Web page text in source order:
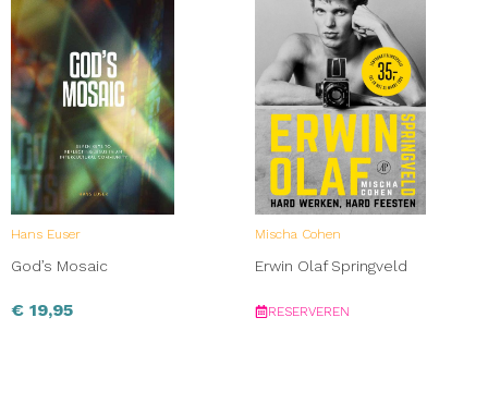
Hans Euser
God’s Mosaic
€ 19,95
Mischa Cohen
Erwin Olaf Springveld
RESERVEREN